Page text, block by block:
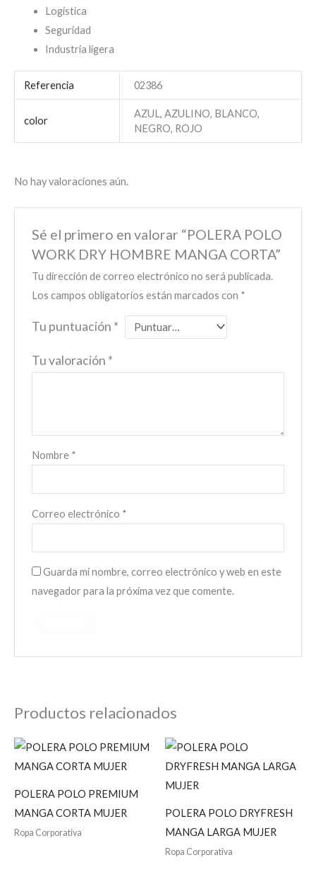
Logística
Seguridad
Industria ligera
Referencia 02386
color
AZUL, AZULINO, BLANCO,
NEGRO, ROJO
No hay valoraciones aún.
Sé el primero en valorar “POLERA POLO
WORK DRY HOMBRE MANGA CORTA”
Tu dirección de correo electrónico no será publicada.
Los campos obligatorios están marcados con *
Tu puntuación *
Tu valoración *
Nombre *
Correo electrónico *
Guarda mi nombre, correo electrónico y web en este
navegador para la próxima vez que comente.
Productos relacionados
POLERA POLO PREMIUM
MANGA CORTA MUJER
Ropa Corporativa
POLERA POLO DRYFRESH
MANGA LARGA MUJER
Ropa Corporativa